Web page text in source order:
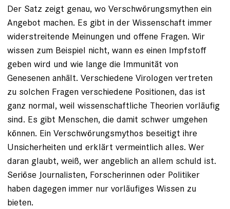
Der Satz zeigt genau, wo Verschwörungsmythen ein
Angebot machen. Es gibt in der Wissenschaft immer
widerstreitende Meinungen und offene Fragen. Wir
wissen zum Beispiel nicht, wann es einen Impfstoff
geben wird und wie lange die Immunität von
Genesenen anhält. Verschiedene Virologen vertreten
zu solchen Fragen verschiedene Positionen, das ist
ganz normal, weil wissenschaftliche Theorien vorläufig
sind. Es gibt Menschen, die damit schwer umgehen
können. Ein Verschwörungsmythos beseitigt ihre
Unsicherheiten und erklärt vermeintlich alles. Wer
daran glaubt, weiß, wer angeblich an allem schuld ist.
Seriöse Journalisten, Forscherinnen oder Politiker
haben dagegen immer nur vorläufiges Wissen zu
bieten.